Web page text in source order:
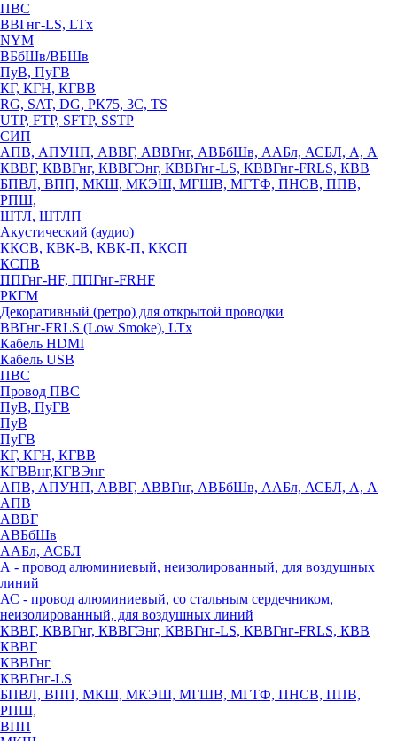
ПВС
ВВГнг-LS, LTx
NYM
ВБбШв/ВБШв
ПуВ, ПуГВ
КГ, КГН, КГВВ
RG, SAT, DG, РК75, 3С, TS
UTP, FTP, SFTP, SSTP
СИП
АПВ, АПУНП, АВВГ, АВВГнг, АВБбШв, ААБл, АСБЛ, А, А
КВВГ, КВВГнг, КВВГЭнг, КВВГнг-LS, КВВГнг-FRLS, КВВ
БПВЛ, ВПП, МКШ, МКЭШ, МГШВ, МГТФ, ПНСВ, ППВ,
РПШ,
ШТЛ, ШТЛП
Акустический (аудио)
ККСВ, КВК-В, КВК-П, ККСП
КСПВ
ППГнг-HF, ППГнг-FRHF
РКГМ
Декоративный (ретро) для открытой проводки
ВВГнг-FRLS (Low Smoke), LTx
Кабель HDMI
Кабель USB
ПВС
Провод ПВС
ПуВ, ПуГВ
ПуВ
ПуГВ
КГ, КГН, КГВВ
КГВВнг,КГВЭнг
АПВ, АПУНП, АВВГ, АВВГнг, АВБбШв, ААБл, АСБЛ, А, А
АПВ
АВВГ
АВБбШв
ААБл, АСБЛ
А - провод алюминиевый, неизолированный, для воздушных
линий
АС - провод алюминиевый, со стальным сердечником,
неизолированный, для воздушных линий
КВВГ, КВВГнг, КВВГЭнг, КВВГнг-LS, КВВГнг-FRLS, КВВ
КВВГ
КВВГнг
КВВГнг-LS
БПВЛ, ВПП, МКШ, МКЭШ, МГШВ, МГТФ, ПНСВ, ППВ,
РПШ,
ВПП